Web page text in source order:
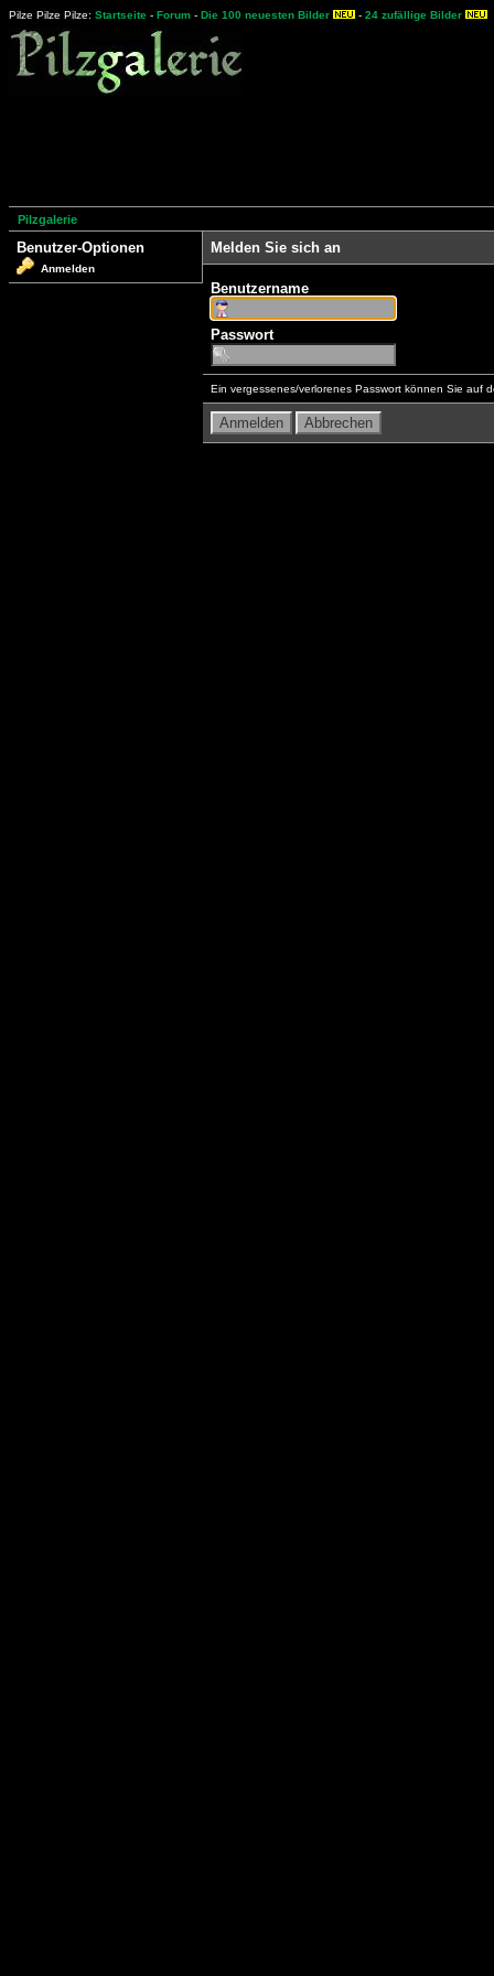
Pilze Pilze Pilze: Startseite - Forum - Die 100 neuesten Bilder - 24 zufällige Bilder
Pilzgalerie
Benutzer-Optionen
Anmelden
Melden Sie sich an
Benutzername
Passwort
Ein vergessenes/verlorenes Passwort können Sie auf